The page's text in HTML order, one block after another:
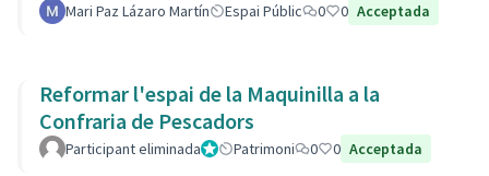
Mari Paz Lázaro Martín Espai Públic 0 0 Acceptada
Reformar l'espai de la Maquinilla a la
Confraria de Pescadors
Participant eliminadaAdministrador
Patrimoni 0 0 Acceptada